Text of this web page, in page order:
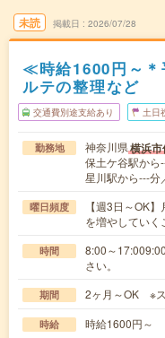
未読 掲載日 2026/07/28
≪時給1600円～＊
ルテの整理など
交通費別途支給あり 土日
勤務地 神奈川県横浜
保土ケ谷駅から
星川駅から---分
曜日頻度
【週3日～OK
を増やしていく
時間
8:00～
さい。
期間 2ヶ月～OK ※ス
時給 時給1600円～